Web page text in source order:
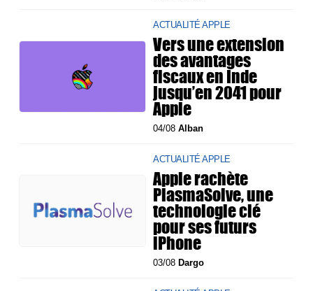
ACTUALITÉ APPLE
Vers une extension
des avantages
fiscaux en Inde
jusqu’en 2041 pour
Apple
04/08Alban
ACTUALITÉ APPLE
Apple rachète
PlasmaSolve, une
technologie clé
pour ses futurs
iPhone
03/08 Dargo